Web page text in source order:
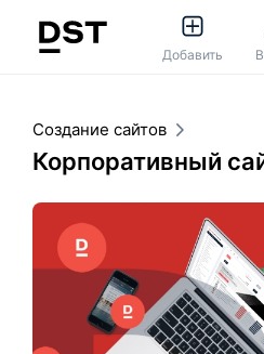
Добавить
Создание сайтов
Корпоративный